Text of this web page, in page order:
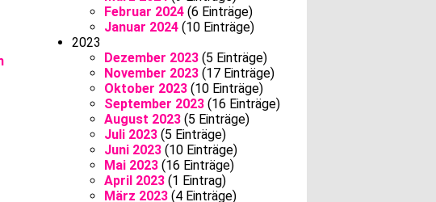
Februar 2024(6 Einträge)
Januar 2024(10 Einträge)
2023
Dezember 2023(5 Einträge)
November 2023(17 Einträge)
Oktober 2023(10 Einträge)
September 2023(16 Einträge)
August 2023(5 Einträge)
Juli 2023(5 Einträge)
Juni 2023(10 Einträge)
Mai 2023(16 Einträge)
April 2023(1 Eintrag)
März 2023(4 Einträge)